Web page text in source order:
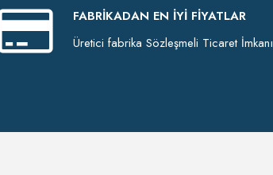
FABRIKADAN EN İYI FIYATLAR
Üretici fabrika Sözleşmeli Ticaret İmkanı